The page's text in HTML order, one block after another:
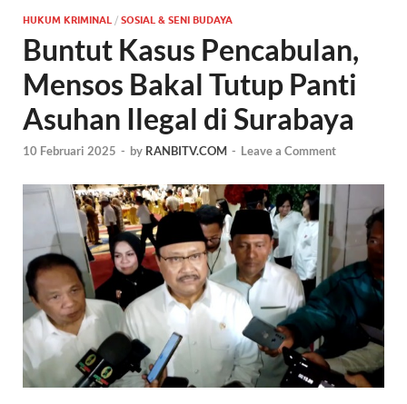
HUKUM KRIMINAL / SOSIAL & SENI BUDAYA
Buntut Kasus Pencabulan,
Mensos Bakal Tutup Panti
Asuhan Ilegal di Surabaya
10 Februari 2025 - by RANBITV.COM - Leave a Comment